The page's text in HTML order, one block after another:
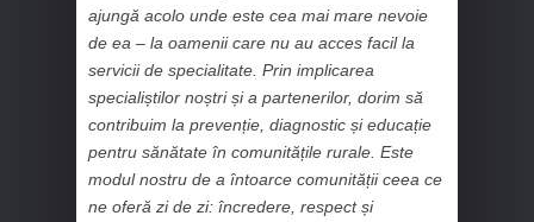
ajungă acolo unde este cea mai mare nevoie
de ea – la oamenii care nu au acces facil la
servicii de specialitate. Prin implicarea
specialiștilor noștri și a partenerilor, dorim să
contribuim la prevenție, diagnostic și educație
pentru sănătate în comunitățile rurale. Este
modul nostru de a întoarce comunității ceea ce
ne oferă zi de zi: încredere, respect și